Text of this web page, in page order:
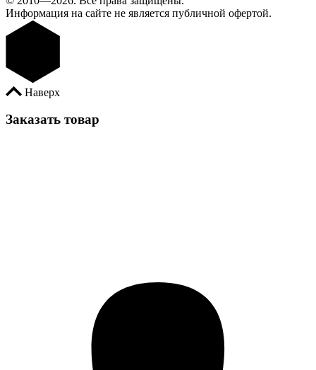
Информация на сайте не является публичной офертой.
Наверх
Заказать товар